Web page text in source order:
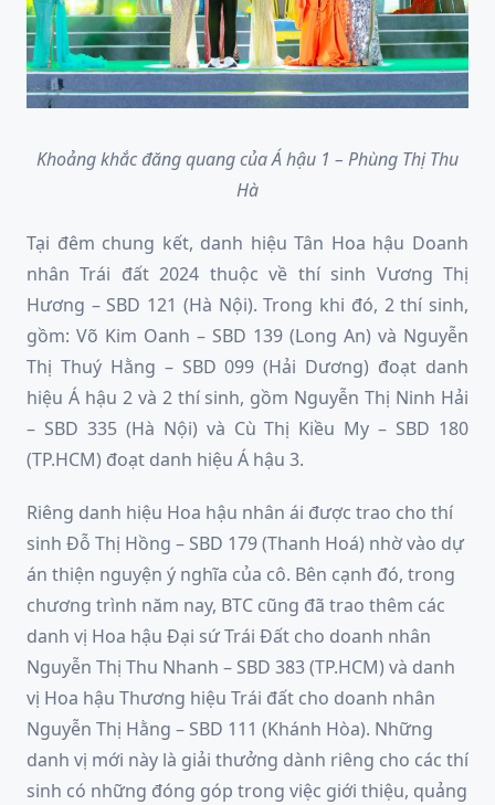
Khoảng khắc đăng quang của Á hậu 1 – Phùng Thị Thu
Hà
Tại đêm chung kết, danh hiệu Tân Hoa hậu Doanh
nhân Trái đất 2024 thuộc về thí sinh Vương Thị
Hương – SBD 121 (Hà Nội). Trong khi đó, 2 thí sinh,
gồm: Võ Kim Oanh – SBD 139 (Long An) và Nguyễn
Thị Thuý Hằng – SBD 099 (Hải Dương) đoạt danh
hiệu Á hậu 2 và 2 thí sinh, gồm Nguyễn Thị Ninh Hải
– SBD 335 (Hà Nội) và Cù Thị Kiều My – SBD 180
(TP.HCM) đoạt danh hiệu Á hậu 3.
Riêng danh hiệu Hoa hậu nhân ái được trao cho thí
sinh Đỗ Thị Hồng – SBD 179 (Thanh Hoá) nhờ vào dự
án thiện nguyện ý nghĩa của cô. Bên cạnh đó, trong
chương trình năm nay, BTC cũng đã trao thêm các
danh vị Hoa hậu Đại sứ Trái Đất cho doanh nhân
Nguyễn Thị Thu Nhanh – SBD 383 (TP.HCM) và danh
vị Hoa hậu Thương hiệu Trái đất cho doanh nhân
Nguyễn Thị Hằng – SBD 111 (Khánh Hòa). Những
danh vị mới này là giải thưởng dành riêng cho các thí
sinh có những đóng góp trong việc giới thiệu, quảng